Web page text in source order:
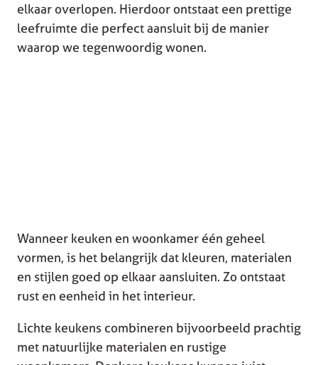
elkaar overlopen. Hierdoor ontstaat een prettige
leefruimte die perfect aansluit bij de manier
waarop we tegenwoordig wonen.
Wanneer keuken en woonkamer één geheel
vormen, is het belangrijk dat kleuren, materialen
en stijlen goed op elkaar aansluiten. Zo ontstaat
rust en eenheid in het interieur.
Lichte keukens combineren bijvoorbeeld prachtig
met natuurlijke materialen en rustige